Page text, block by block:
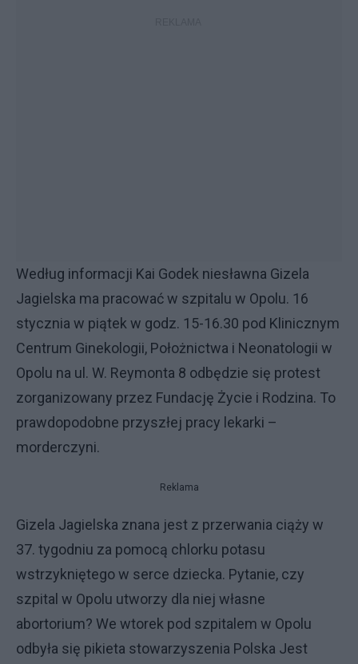
Według informacji Kai Godek niesławna Gizela
Jagielska ma pracować w szpitalu w Opolu. 16
stycznia w piątek w godz. 15-16.30 pod Klinicznym
Centrum Ginekologii, Położnictwa i Neonatologii w
Opolu na ul. W. Reymonta 8 odbędzie się protest
zorganizowany przez Fundację Życie i Rodzina. To
prawdopodobne przyszłej pracy lekarki –
morderczyni.
Reklama
Gizela Jagielska znana jest z przerwania ciąży w
37. tygodniu za pomocą chlorku potasu
wstrzykniętego w serce dziecka. Pytanie, czy
szpital w Opolu utworzy dla niej własne
abortorium? We wtorek pod szpitalem w Opolu
odbyła się pikieta stowarzyszenia Polska Jest